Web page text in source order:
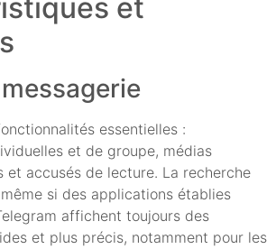
et
essentielles :
et de groupe, médias
et accusés de lecture. La recherche
si des applications établies
affichent toujours des
et plus précis, notamment pour les